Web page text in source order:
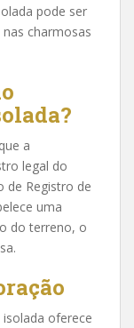
pode ser
charmosas
a
legal do
de Registro de
uma
do terreno, o
oferece